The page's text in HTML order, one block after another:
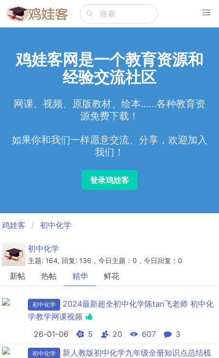
鸡娃客网是一个教育资源和
经验交流社区
网课、视频、原版教材、绘本……各种教育资
源免费下载！
如果你和我们一样愿意交流、分享，欢迎加入
我们！
登录鸡娃客
鸡娃客 初中化学
初中化学
主题: 164, 回复: 136，今日主题：0，今日回复：0
新帖 热帖 精华 鲜花
初中化学
2024最新超全初中化学陈tan飞老师 初中化
学教学网课视频
26-01-06
5 20 607 3
初中化学
新人教版初中化学九年级全册知识点总结梳